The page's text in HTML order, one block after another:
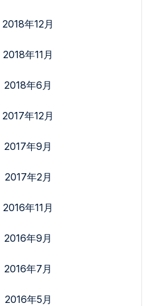
2018年12月
2018年11月
2018年6月
2017年12月
2017年9月
2017年2月
2016年11月
2016年9月
2016年7月
2016年5月